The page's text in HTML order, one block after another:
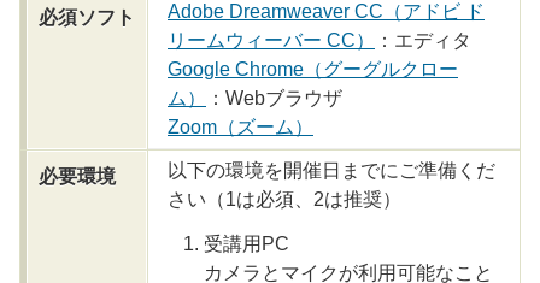
必須ソフト
Adobe Dreamweaver CC（アドビ ド
リームウィーバー CC）
：エディタ
Google Chrome（グーグルクロー
ム）
：Webブラウザ
Zoom（ズーム）
必要環境
以下の環境を開催日までにご準備くだ
さい（1は必須、2は推奨）
受講用PC
カメラとマイクが利用可能なこと